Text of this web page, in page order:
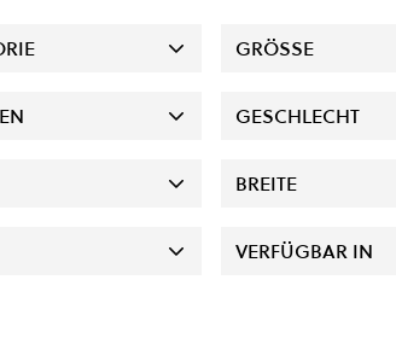
GRÖSSE
GESCHLECHT
BREITE
VERFÜGBAR IN